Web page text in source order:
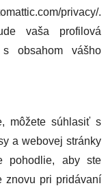
privacy/.
vaša profilová
obsahom vášho
môžete súhlasiť s
a webovej stránky
pohodlie, aby ste
znovu pri pridávaní